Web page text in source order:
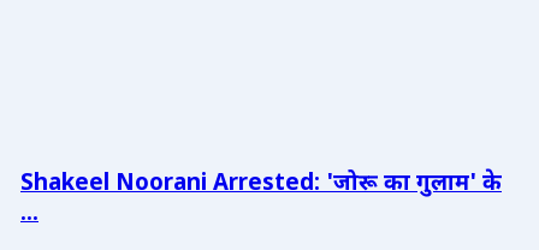
Shakeel Noorani Arrested: 'जोरू का गुलाम' के
...